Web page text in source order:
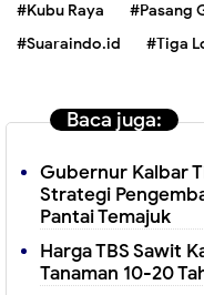
#Kubu Raya
#Pasang
#Suaraindo.id
#Tiga
Baca juga:
Gubernur Kalbar
Strategi
Pantai Temajuk
Harga TBS Sawit
Tanaman 10-20